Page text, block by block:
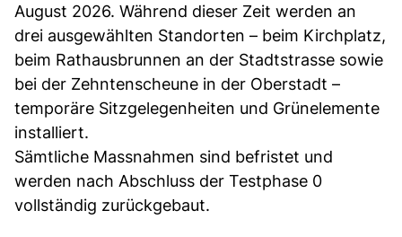
August 2026. Während dieser Zeit werden an
drei ausgewählten Standorten – beim Kirchplatz,
beim Rathausbrunnen an der Stadtstrasse sowie
bei der Zehntenscheune in der Oberstadt –
temporäre Sitzgelegenheiten und Grünelemente
installiert.
Sämtliche Massnahmen sind befristet und
werden nach Abschluss der Testphase 0
vollständig zurückgebaut.